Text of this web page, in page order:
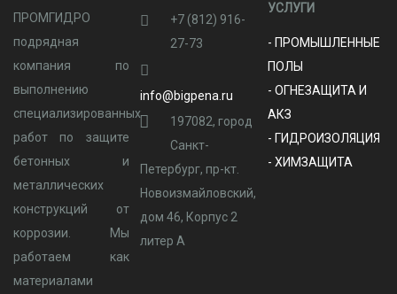
ПРОМГИДРО
подрядная
компания по
выполнению
специализированных
работ по защите
бетонных и
металлических
конструкций от
коррозии. Мы
работаем как
материалами
+7 (812) 916-
27-73
info@bigpena.ru
197082, город
Санкт-
Петербург, пр-кт.
Новоизмайловский,
дом 46, Корпус 2
литер А
УСЛУГИ
- ПРОМЫШЛЕННЫЕ
ПОЛЫ
- ОГНЕЗАЩИТА И
АКЗ
- ГИДРОИЗОЛЯЦИЯ
- ХИМЗАЩИТА